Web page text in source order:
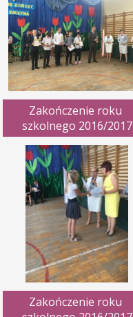
Zakończenie roku
szkolnego 2016/2017
Zakończenie roku